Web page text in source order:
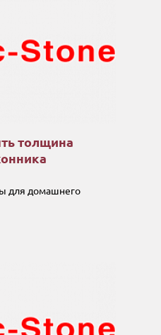
толщина
для домашнего